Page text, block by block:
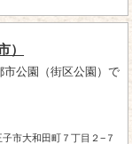
）
公園（街区公園）で
市大和田町７丁目２−７